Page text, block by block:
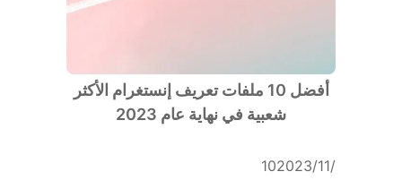
أفضل 10 ملفات تعريف إنستغرام الأكثر
شعبية في نهاية عام 2023
10‏/11‏/2023